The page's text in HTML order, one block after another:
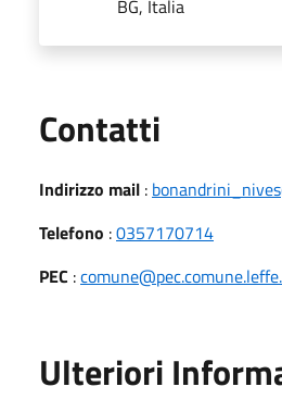
BG, Italia
Contatti
Indirizzo mail :
Telefono :0357170714
PEC :
Ulteriori